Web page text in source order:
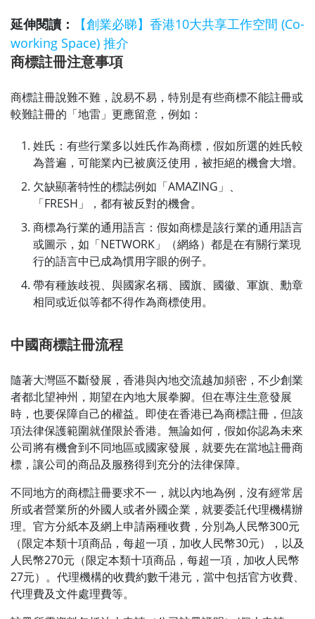
延伸閱讀：
【創業必睇】香港10大共享工作空間 (Co-
working Space) 推介
商標註冊注意事項
商標註冊說難不難，說易不易，特別是有些商標不能註冊或
較難註冊的「地雷」更應留意，例如：
姓氏：有些行業多以姓氏作為商標，假如所選的姓氏較
為普遍，可能業內已被廣泛使用，被拒絕的機會大增。
欠缺顯著特性的標誌例如「AMAZING」、
「FRESH」，都有被反對的機會。
商標為行業的通用語言：假如商標是該行業的通用語言
或圖示，如「NETWORK」（網絡）都是在有關行業現
行的語言中已成為慣用字眼的例子。
帶有種族歧視、與國家名稱、國旗、國徽、軍旗、勳章
相同或近似等都不得作為商標使用。
中國商標註冊流程
隨著大灣區不斷發展，香港與內地交流越加頻密，不少創業
者都北望神州，期望在內地大展拳腳。但在專注生意發展
時，也要保障自己的權益。即使在香港已為商標註冊，但該
項法律保護範圍就僅限於香港。無論如何，假如你認為未來
公司將有機會到不同地區或國家發展，就要先在當地註冊商
標，讓公司的商品及服務得到充分的法律保障。
不同地方的商標註冊要求不一，就以內地為例，沒有經常居
所或者營業所的外國人或者外國企業，就要委託代理機構辦
理。官方分紙本及網上申請兩種收費，分別為人民幣300元
（限定本類十項商品，每超一項，加收人民幣30元），以及
人民幣270元（限定本類十項商品，每超一項，加收人民幣
27元）。代理機構的收費約數千港元，當中包括官方收費、
代理費及文件處理費等。